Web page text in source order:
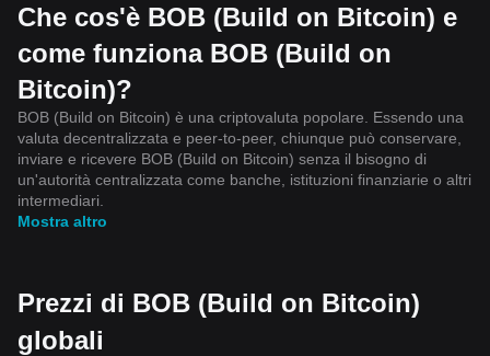
Che cos'è BOB (Build on Bitcoin) e
come funziona BOB (Build on
Bitcoin)?
BOB (Build on Bitcoin) è una criptovaluta popolare. Essendo una
valuta decentralizzata e peer-to-peer, chiunque può conservare,
inviare e ricevere BOB (Build on Bitcoin) senza il bisogno di
un'autorità centralizzata come banche, istituzioni finanziarie o altri
intermediari.
Mostra altro
Prezzi di BOB (Build on Bitcoin)
globali